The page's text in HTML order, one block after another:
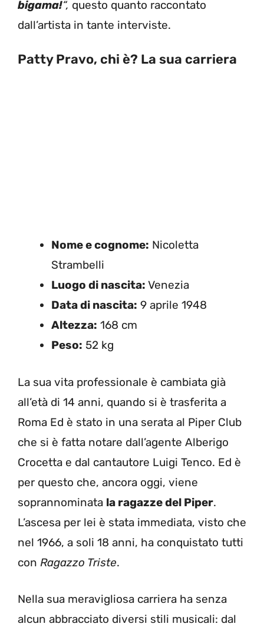
bigama!“, questo quanto raccontato
dall’artista in tante interviste.
Patty Pravo, chi è? La sua carriera
Nome e cognome: Nicoletta
Strambelli
Luogo di nascita: Venezia
Data di nascita: 9 aprile 1948
Altezza: 168 cm
Peso: 52 kg
La sua vita professionale è cambiata già
all’età di 14 anni, quando si è trasferita a
Roma Ed è stato in una serata al Piper Club
che si è fatta notare dall’agente Alberigo
Crocetta e dal cantautore Luigi Tenco. Ed è
per questo che, ancora oggi, viene
soprannominata la ragazze del Piper.
L’ascesa per lei è stata immediata, visto che
nel 1966, a soli 18 anni, ha conquistato tutti
con Ragazzo Triste.
Nella sua meravigliosa carriera ha senza
alcun abbracciato diversi stili musicali: dal